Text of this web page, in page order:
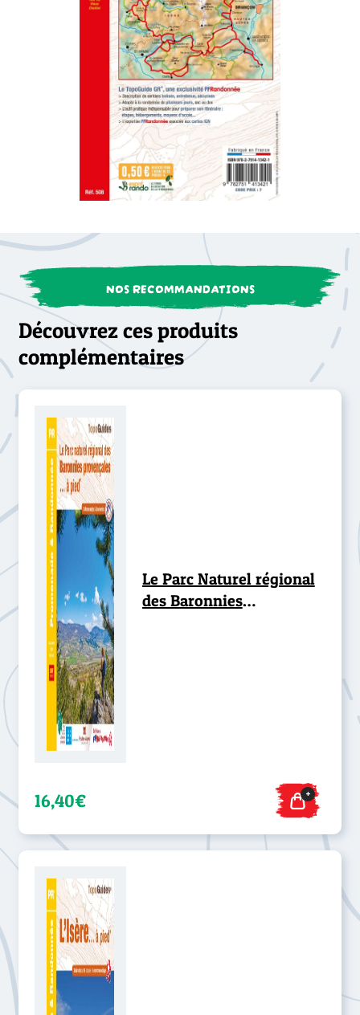
NOS RECOMMANDATIONS
Découvrez ces produits
complémentaires
Le Parc Naturel régional
des Baronnies
16,40€ +